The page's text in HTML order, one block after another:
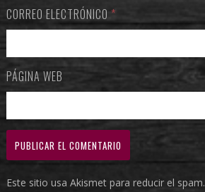
CORREO ELECTRÓNICO*
PÁGINA WEB
Este sitio usa Akismet para reducir el spam.